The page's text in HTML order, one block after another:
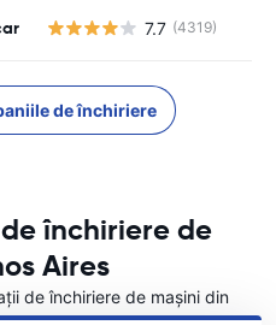
7.7 (4319)
de închiriere
închiriere de
Aires
de închiriere de mașini din